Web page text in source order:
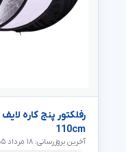
110cm
آخرین بروزرسانی: ۱۸ مرداد ۱۴۰۵